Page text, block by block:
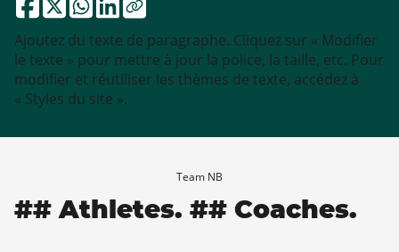
Ajoutez du texte de paragraphe. Cliquez sur « Modifier
le texte » pour mettre à jour la police, la taille, etc. Pour
modifier et réutiliser les thèmes de texte, accédez à
« Styles du site ».
Team NB
## Athletes. ## Coaches.